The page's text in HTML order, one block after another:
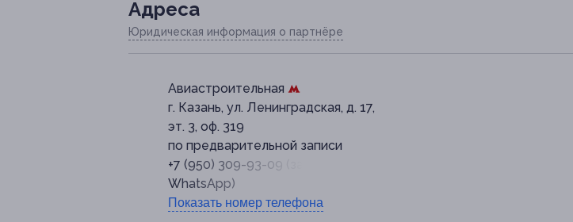
Адресa
Юридическая информация о партнёре
Авиастроительная
г. Казань, ул. Ленинградская, д. 17,
эт. 3, оф. 319
по предварительной записи
+7 (950) 309-93-09 (запись через
WhatsApp)
Показать номер телефона